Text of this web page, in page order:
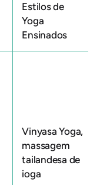
Estilos de
Yoga
Ensinados
Vinyasa Yoga,
massagem
tailandesa de
ioga